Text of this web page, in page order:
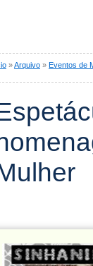
»Arquivo » Eventos de